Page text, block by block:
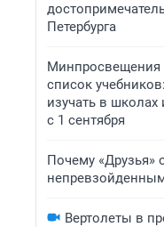
Петербурга
Минпросвещения
список
изучать в
с 1 сентября
Почему «Друзья»
Вертолеты в